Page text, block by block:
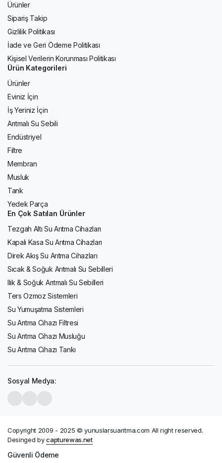
Ürünler
Sipariş Takip
Gizlilik Politikası
İade ve Geri Ödeme Politikası
Kişisel Verilerin Korunması Politikası
Ürün Kategorileri
Ürünler
Eviniz İçin
İş Yeriniz İçin
Arıtmalı Su Sebili
Endüstriyel
Filtre
Membran
Musluk
Tank
Yedek Parça
En Çok Satılan Ürünler
Tezgah Altı Su Arıtma Cihazları
Kapalı Kasa Su Arıtma Cihazları
Direk Akış Su Arıtma Cihazları
Sıcak & Soğuk Arıtmalı Su Sebilleri
Ilık & Soğuk Arıtmalı Su Sebilleri
Ters Ozmoz Sistemleri
Su Yumuşatma Sistemleri
Su Arıtma Cihazı Filtresi
Su Arıtma Cihazı Musluğu
Su Arıtma Cihazı Tankı
Sosyal Medya:
Copyright 2009 - 2025 © yunuslarsuaritma.com All right reserved.
Desinged bycapturewas.net
Güvenli Ödeme